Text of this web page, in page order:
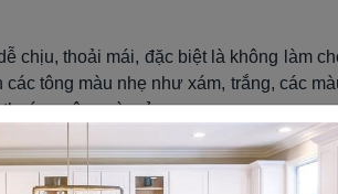
chịu, thoải mái, đặc biệt là không làm
tông màu nhẹ như xám, trắng, các
rộng và mở.
kềnh, điều đó tạo nên sự đơn giản,